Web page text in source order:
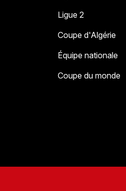
Ligue 2
Coupe d'Algérie
Équipe nationale
Coupe du monde